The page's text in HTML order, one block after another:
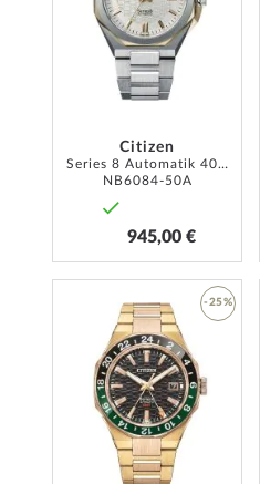
Citizen
Series 8 Automatik 40mm 10ATM
NB6084-50A
945,00 €
-25%